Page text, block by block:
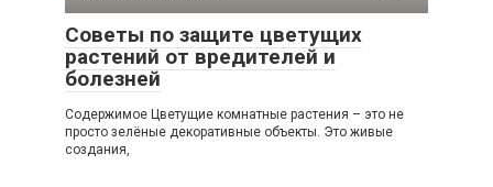
Советы по защите цветущих
растений от вредителей и
болезней
Содержимое Цветущие комнатные растения – это не
просто зелёные декоративные объекты. Это живые
создания,